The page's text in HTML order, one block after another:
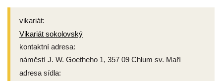
vikariát:
Vikariát sokolovský
kontaktní adresa:
náměstí J. W. Goetheho 1, 357 09 Chlum sv. Maří
adresa sídla: